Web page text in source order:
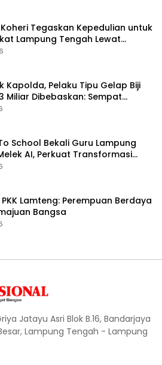
Tegaskan Kepedulian untuk
Lampung Tengah Lewat
Bantuan Disabilitas
Kapolda, Pelaku Tipu Gelap Biji
Miliar Dibebaskan: Sempat
di Jawa Tengah dan Ditahan di
School Bekali Guru Lampung
AI, Perkuat Transformasi
Digital
PKK Lamteng: Perempuan Berdaya
Bangsa
Jatayu Asri Blok B.16, Bandarjaya
Lampung Tengah - Lampung